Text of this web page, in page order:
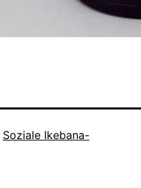
Soziale Ikebana-